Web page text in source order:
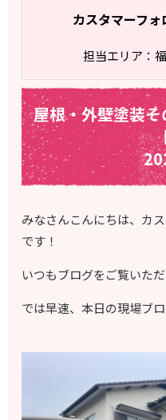
カスタマーフォ
担当エリア：
屋根・外壁塗装
みなさんこんにちは、カ
です！
いつもブログをご覧いた
では早速、本日の現場ブ